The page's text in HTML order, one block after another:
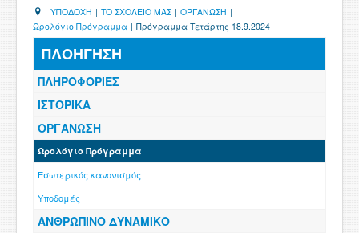
ΧΡΗΣΙΜΑ
ΕΠΙΚΟΙΝΩΝΙΑ
ΠΕΡΙΟΧΗ ΜΕΛΩΝ
ΥΠΟΔΟΧΗ | ΤΟ ΣΧΟΛΕΙΟ ΜΑΣ | ΟΡΓΑΝΩΣΗ |
Ωρολόγιο Πρόγραμμα | Πρόγραμμα Τετάρτης 18.9.2024
ΠΛΟΗΓΗΣΗ
ΠΛΗΡΟΦΟΡΙΕΣ
ΙΣΤΟΡΙΚΑ
ΟΡΓΑΝΩΣΗ
Ωρολόγιο Πρόγραμμα
Εσωτερικός κανονισμός
Υποδομές
ΑΝΘΡΩΠΙΝΟ ΔΥΝΑΜΙΚΟ